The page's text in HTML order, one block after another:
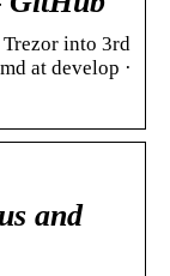
into 3rd
at develop ·
and